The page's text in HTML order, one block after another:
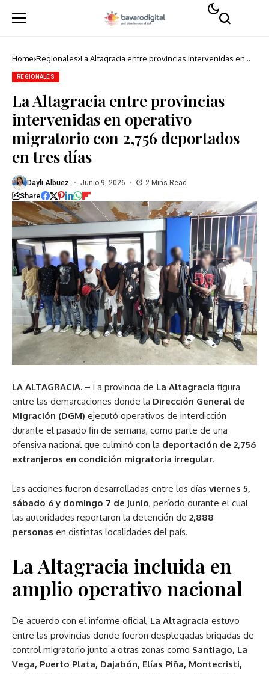
Home Regionales La Altagracia entre provincias intervenidas en
REGIONALES
La Altagracia entre provincias
intervenidas en operativo
migratorio con 2,756 deportados
en tres días
Dayli Albuez Junio 9, 2026 2 Mins Read
Share
LA ALTAGRACIA. – La provincia de La Altagracia figura
entre las demarcaciones donde la Dirección General de
Migración (DGM) ejecutó operativos de interdicción
durante el pasado fin de semana, como parte de una
ofensiva nacional que culminó con la deportación de 2,756
extranjeros en condición migratoria irregular.
Las acciones fueron desarrolladas entre los días viernes 5,
sábado 6 y domingo 7 de junio, período durante el cual
las autoridades reportaron la detención de 2,888
personas en distintas localidades del país.
La Altagracia incluida en
amplio operativo nacional
De acuerdo con el informe oficial, La Altagracia estuvo
entre las provincias donde fueron desplegadas brigadas de
control migratorio junto a otras zonas como Santiago, La
Vega, Puerto Plata, Dajabón, Elías Piña, Montecristi,